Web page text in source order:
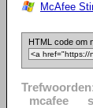
McAfee
HTML code om
mcafee